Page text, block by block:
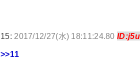
15: 2017/12/27(水) 18:11:24.80
>>11